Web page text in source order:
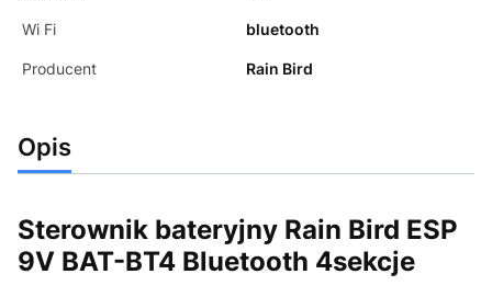
Wi Fi bluetooth
Producent Rain Bird
Opis
Sterownik bateryjny Rain Bird ESP
9V BAT-BT4 Bluetooth 4sekcje